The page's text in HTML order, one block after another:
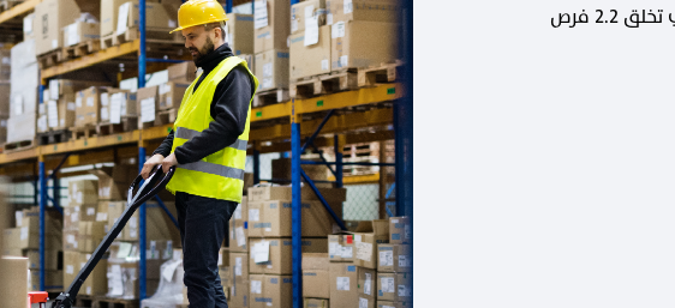
كل وظيفة جديدة في القطاع الصناعي تخلق 2.2 فرص